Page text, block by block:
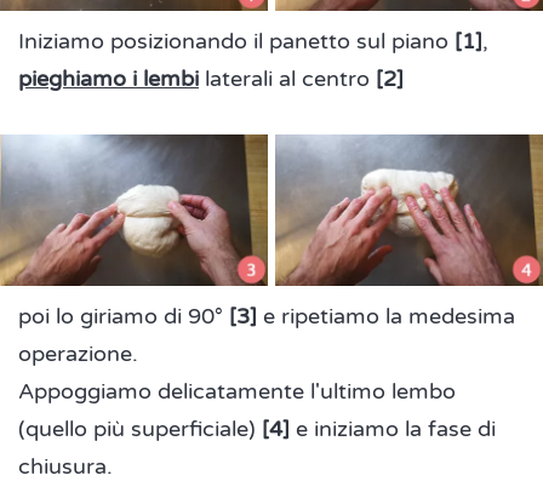
Iniziamo posizionando il panetto sul piano [1],
pieghiamo i lembi laterali al centro [2]
poi lo giriamo di 90° [3] e ripetiamo la medesima
operazione.
Appoggiamo delicatamente l'ultimo lembo
(quello più superficiale) [4] e iniziamo la fase di
chiusura.